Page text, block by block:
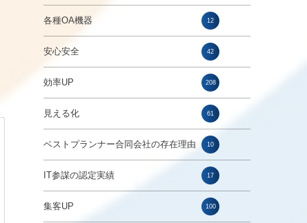
各種OA機器 12
安心安全 42
効率UP 208
見える化 61
ベストプランナー合同会社の存在理由 10
IT参謀の認定実績 17
集客UP 100